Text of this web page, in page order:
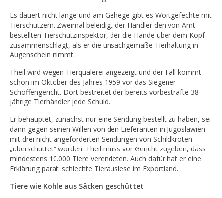
Es dauert nicht lange und am Gehege gibt es Wortgefechte mit
Tierschützern. Zweimal beleidigt der Händler den von Amt
bestellten Tierschutzinspektor, der die Hände über dem Kopf
zusammenschlägt, als er die unsachgemäße Tierhaltung in
Augenschein nimmt.
Theil wird wegen Tierquälerei angezeigt und der Fall kommt
schon im Oktober des Jahres 1959 vor das Siegener
Schöffengericht. Dort bestreitet der bereits vorbestrafte 38-
jährige Tierhändler jede Schuld.
Er behauptet, zunächst nur eine Sendung bestellt zu haben, sei
dann gegen seinen Willen von den Lieferanten in Jugoslawien
mit drei nicht angeforderten Sendungen von Schildkröten
„überschüttet“ worden. Theil muss vor Gericht zugeben, dass
mindestens 10.000 Tiere verendeten. Auch dafür hat er eine
Erklärung parat: schlechte Tierauslese im Exportland.
Tiere wie Kohle aus Säcken geschüttet